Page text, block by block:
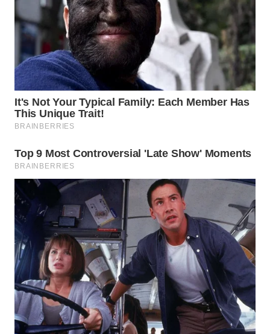
NEWS
WAHANA
TANI
WAHANA
WAHANA
WAHANA
KONSUMEN
WAHANA
LISTRIK
WAHANA
TRAVEL
WAHANA
TV